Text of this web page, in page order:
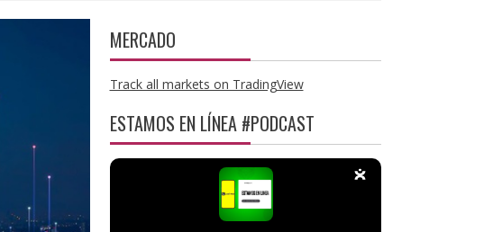
MERCADO
Track all markets on TradingView
ESTAMOS EN LÍNEA #PODCAST